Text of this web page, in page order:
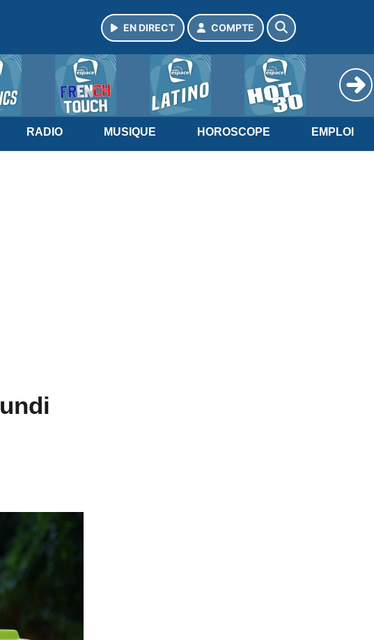
EN DIRECT COMPTE
RADIO MUSIQUE HOROSCOPE EMPLOI